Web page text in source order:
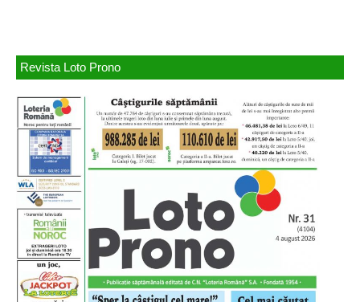
Revista Loto Prono